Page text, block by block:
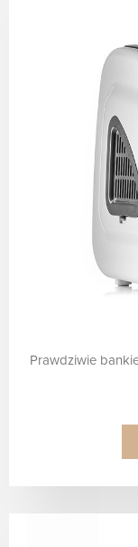
Prawdziwie